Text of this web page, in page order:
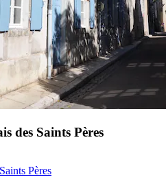
des Saints Pères
Pères